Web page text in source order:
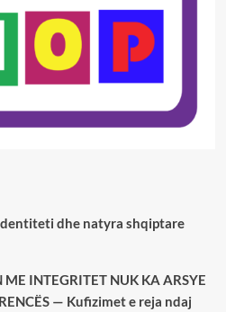
dhe natyra shqiptare
ME INTEGRITET NUK KA ARSYE
— Kufizimet e reja ndaj